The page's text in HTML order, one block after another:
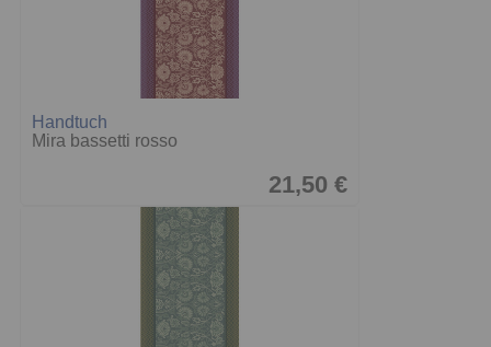
Handtuch
Mira bassetti rosso
21,50 €